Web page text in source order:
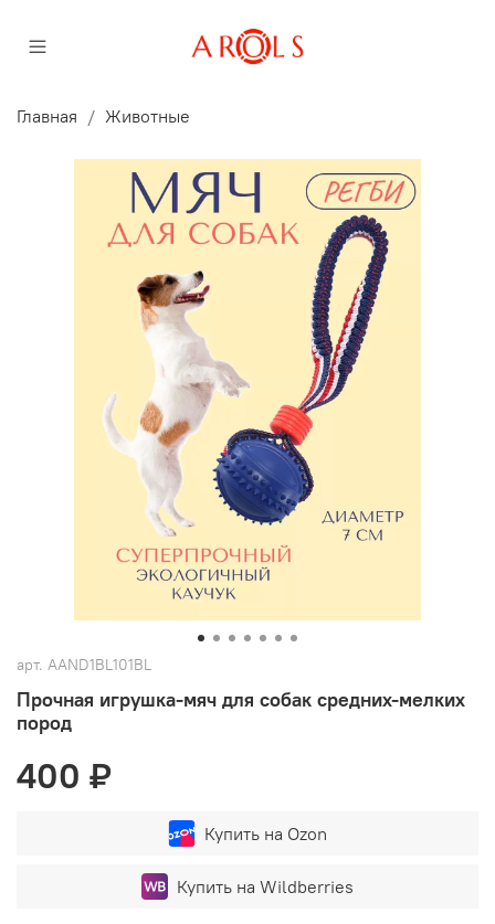
Главная Животные
арт. AAND1BL101BL
Прочная игрушка-мяч для собак средних-мелких
пород
400 ₽
Купить на Ozon
Купить на Wildberries